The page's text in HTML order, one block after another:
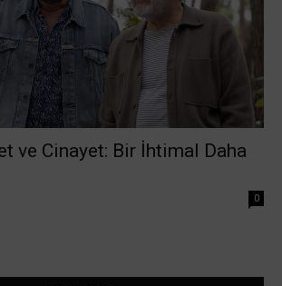
ve Cinayet: Bir İhtimal Daha
0